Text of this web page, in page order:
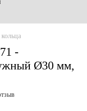
-
Ø30 мм,